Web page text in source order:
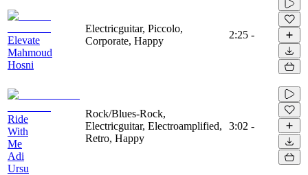
Elevate
Mahmoud
Hosni
Electricguitar, Piccolo,
Corporate, Happy
2:25 -
Ride
With
Me
Adi
Ursu
Rock/Blues-Rock,
Electricguitar, Electroamplified,
Retro, Happy
3:02 -